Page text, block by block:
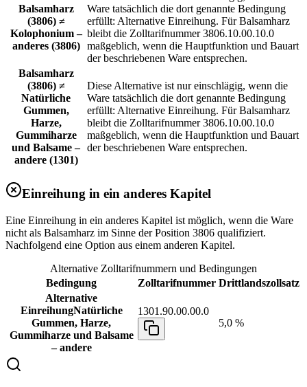
Balsamharz
(3806) ≠
Kolophonium –
anderes (3806)
Ware tatsächlich die dort genannte Bedingung
erfüllt: Alternative Einreihung. Für Balsamharz
bleibt die Zolltarifnummer 3806.10.00.10.0
maßgeblich, wenn die Hauptfunktion und Bauart
der beschriebenen Ware entsprechen.
Balsamharz
(3806) ≠
Natürliche
Gummen,
Harze,
Gummiharze
und Balsame –
andere (1301)
Diese Alternative ist nur einschlägig, wenn die
Ware tatsächlich die dort genannte Bedingung
erfüllt: Alternative Einreihung. Für Balsamharz
bleibt die Zolltarifnummer 3806.10.00.10.0
maßgeblich, wenn die Hauptfunktion und Bauart
der beschriebenen Ware entsprechen.
Einreihung in ein anderes Kapitel
Eine Einreihung in ein anderes Kapitel ist möglich, wenn die Ware
nicht als Balsamharz im Sinne der Position 3806 qualifiziert.
Nachfolgend eine Option aus einem anderen Kapitel.
Alternative Zolltarifnummern und Bedingungen
Bedingung
Zolltarifnummer Drittlandszollsatz
Alternative
EinreihungNatürliche
Gummen, Harze,
Gummiharze und Balsame
– andere
1301.90.00.00.0
5,0 %